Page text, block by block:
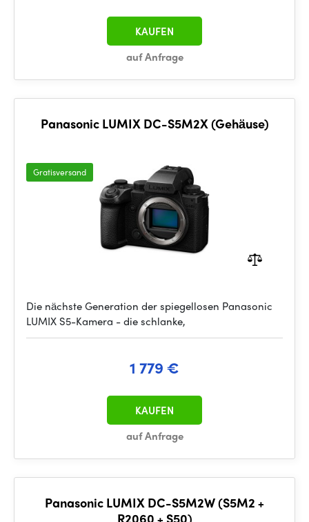
auf Anfrage
KAUFEN
Panasonic LUMIX DC-S5M2X (Gehäuse)
Gratisversand
Die nächste Generation der spiegellosen Panasonic
LUMIX S5-Kamera - die schlanke,
1 779 €
auf Anfrage
KAUFEN
Panasonic LUMIX DC-S5M2W (S5M2 +
R2060 + S50)